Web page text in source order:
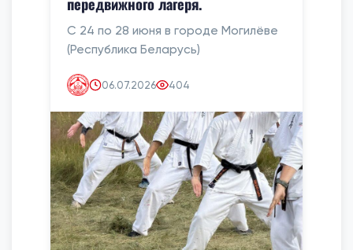
С 24 по 28 июня в городе Могилёве
(Республика Беларусь)
06.07.2026 404